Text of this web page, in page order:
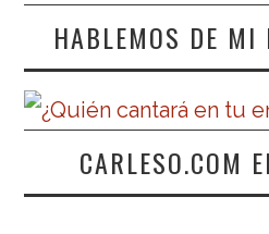
HABLEMOS DE MI
CARLESO.COM